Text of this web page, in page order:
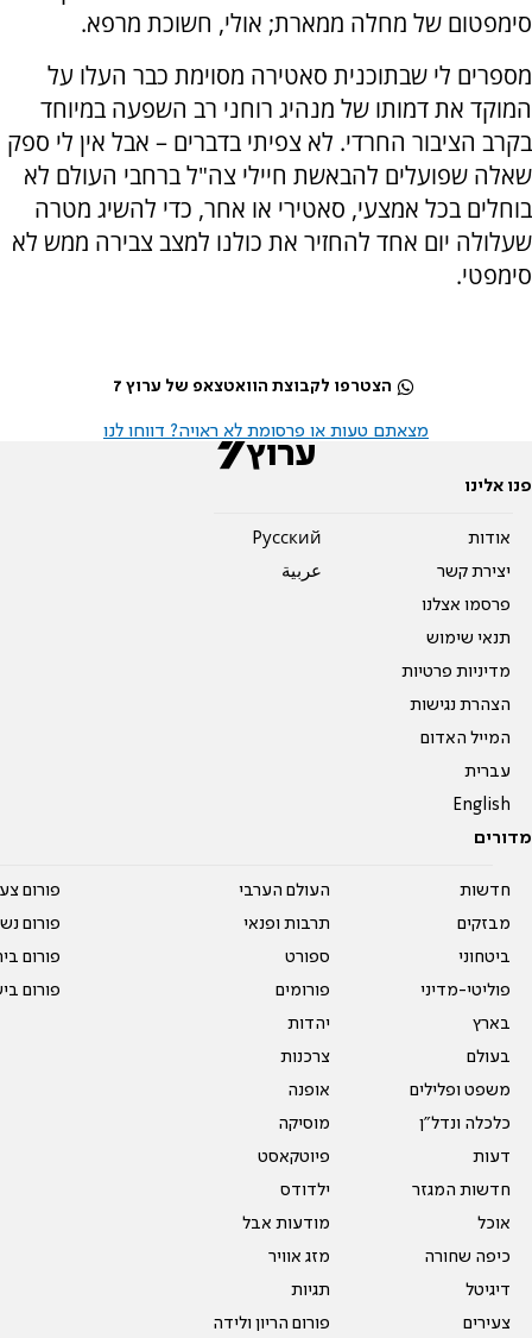
סימפטום של מחלה ממארת; אולי, חשוכת מרפא.
מספרים לי שבתוכנית סאטירה מסוימת כבר העלו על
המוקד את דמותו של מנהיג רוחני רב השפעה במיוחד
בקרב הציבור החרדי. לא צפיתי בדברים – אבל אין לי ספק
שאלה שפועלים להבאשת חיילי צה"ל ברחבי העולם לא
בוחלים בכל אמצעי, סאטירי או אחר, כדי להשיג מטרה
שעלולה יום אחד להחזיר את כולנו למצב צבירה ממש לא
סימפטי.
הצטרפו לקבוצת הוואטצאפ של ערוץ 7
מצאתם טעות או פרסומת לא ראויה? דווחו לנו
פנו אלינו
אודות
יצירת קשר
פרסמו אצלנו
תנאי שימוש
מדיניות פרטיות
הצהרת נגישות
המייל האדום
עברית
English
Pусский
عربية
מדורים
חדשות
מבזקים
ביטחוני
פוליטי-מדיני
בארץ
בעולם
משפט ופלילים
כלכלה ונדל"ן
דעות
חדשות המגזר
אוכל
כיפה שחורה
דיגיטל
צעירים
העולם הערבי
תרבות ופנאי
ספורט
פורומים
יהדות
צרכנות
אופנה
מוסיקה
פיוטקאסט
ילדודס
מודעות אבל
מזג אוויר
תגיות
פורום הריון ולידה
פורום
פורום
פורום
פורום